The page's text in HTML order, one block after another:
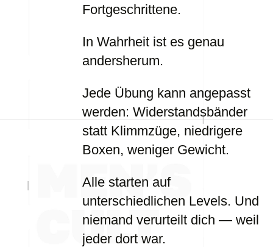
Fortgeschrittene.
In Wahrheit ist es genau
andersherum.
Jede Übung kann angepasst
werden: Widerstandsbänder
statt Klimmzüge, niedrigere
Boxen, weniger Gewicht.
Alle starten auf
unterschiedlichen Levels. Und
niemand verurteilt dich — weil
jeder dort war.